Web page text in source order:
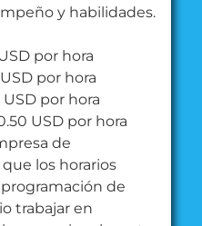
y habilidades.
por hora
por hora
por hora
USD por hora
de
los horarios
de
trabajar en